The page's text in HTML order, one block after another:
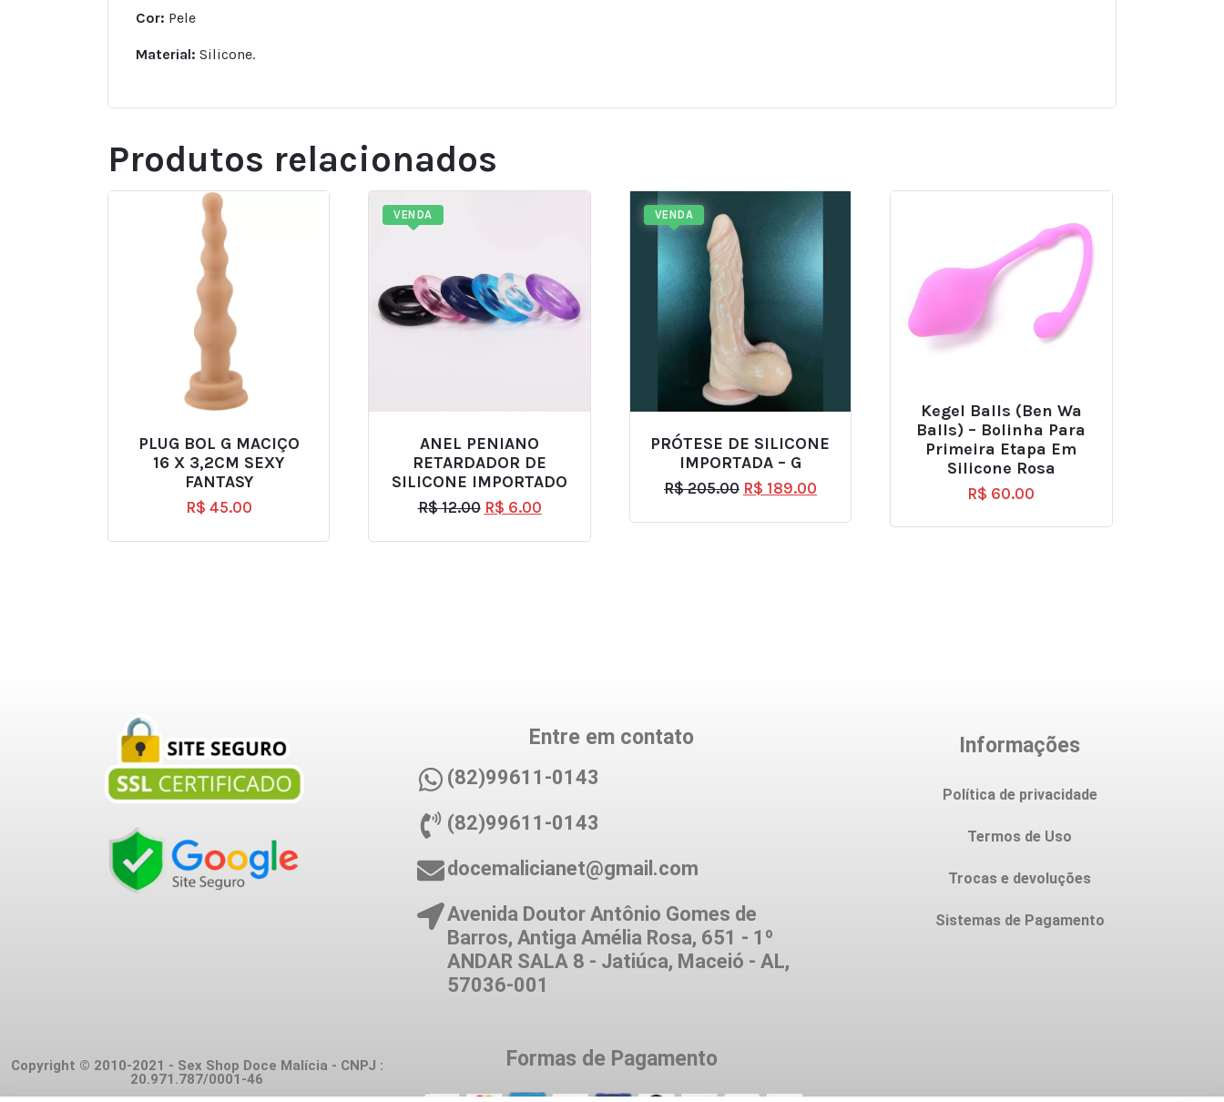
Cor: Pele
Material: Silicone.
Produtos relacionados
PLUG BOL G MACIÇO
16 X 3,2CM SEXY
FANTASY
R$ 45.00
VENDA
ANEL PENIANO
RETARDADOR DE
SILICONE IMPORTADO
R$12.00 R$ 6.00
VENDA
PRÓTESE DE SILICONE
IMPORTADA – G
R$205.00 R$ 189.00
Kegel Balls (Ben Wa
Balls) – Bolinha Para
Primeira Etapa Em
Silicone Rosa
R$ 60.00
Copyright © 2010-2021 - Sex Shop Doce Malícia - CNPJ :
20.971.787/0001-46
Entre em contato
(82)99611-0143
(82)99611-0143
docemalicianet@gmail.com
Avenida Doutor Antônio Gomes de
Barros, Antiga Amélia Rosa, 651 - 1º
ANDAR SALA 8 - Jatiúca, Maceió - AL,
57036-001
Formas de Pagamento
Informações
Política de privacidade
Termos de Uso
Trocas e devoluções
Sistemas de Pagamento